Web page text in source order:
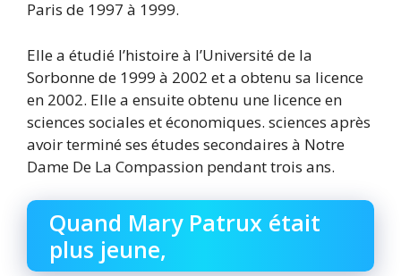
Paris de 1997 à 1999.
Elle a étudié l’histoire à l’Université de la
Sorbonne de 1999 à 2002 et a obtenu sa licence
en 2002. Elle a ensuite obtenu une licence en
sciences sociales et économiques. sciences après
avoir terminé ses études secondaires à Notre
Dame De La Compassion pendant trois ans.
Quand Mary Patrux était
plus jeune,